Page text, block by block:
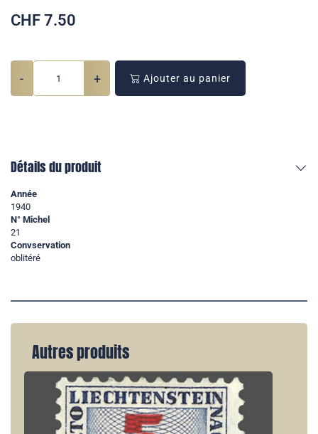
CHF 7.50
- + Ajouter au panier
Détails du produit
Année
1940
N° Michel
21
Convservation
oblitéré
Autres produits